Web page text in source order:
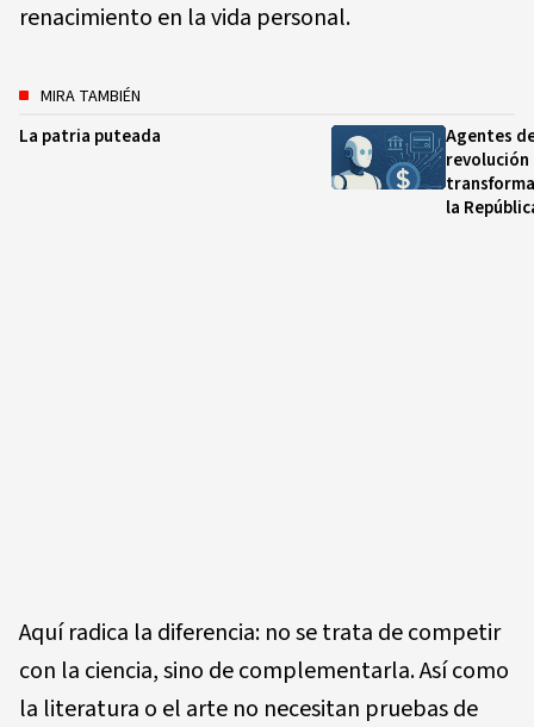
renacimiento en la vida personal.
MIRA TAMBIÉN
La patria puteada
Agentes
revolución
la
Aquí radica la diferencia: no se trata de competir
con la ciencia, sino de complementarla. Así como
la literatura o el arte no necesitan pruebas de